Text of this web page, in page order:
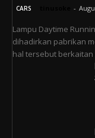
CARS -
Lampu Daytime
dihadirkan pabrikan
hal tersebut berkaitan